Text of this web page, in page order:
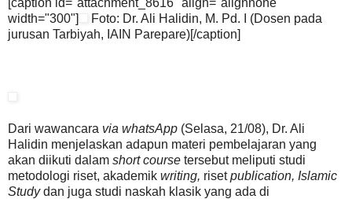
width="300"]
Foto: Dr. Ali Halidin, M. Pd. I (Dosen pada
jurusan Tarbiyah, IAIN Parepare)[/caption]
Dari wawancara via whatsApp (Selasa, 21/08), Dr. Ali
Halidin menjelaskan adapun materi pembelajaran yang
akan diikuti dalam short course tersebut meliputi studi
metodologi riset, akademik writing, risetpublication, Islamic
Studydan juga studi naskah klasik yang ada di